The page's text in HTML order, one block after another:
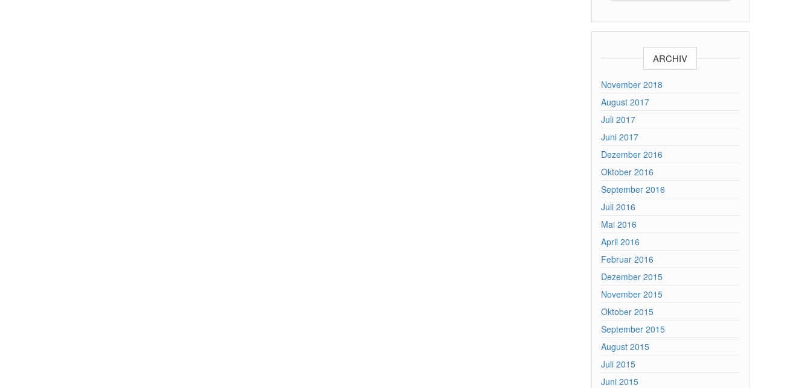
ARCHIV
November 2018
August 2017
Juli 2017
Juni 2017
Dezember 2016
Oktober 2016
September 2016
Juli 2016
Mai 2016
April 2016
Februar 2016
Dezember 2015
November 2015
Oktober 2015
September 2015
August 2015
Juli 2015
Juni 2015